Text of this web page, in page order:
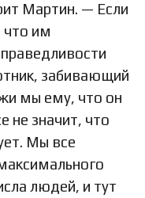
Мартин. — Если
что им
забивающий
мы ему, что он
не значит, что
Мы все
людей, и тут